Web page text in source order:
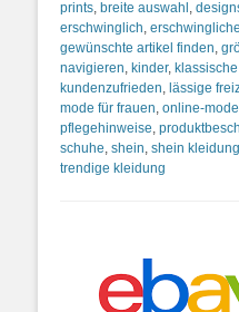
prints, breite auswahl ,
erschwinglich,
gewünschte artikel finden,
navigieren, kinder,
kundenzufrieden, lässige
mode für frauen, online-
pflegehinweise,
schuhe, shein, shein kleidung
trendige kleidung